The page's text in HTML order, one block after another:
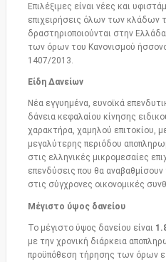
Επιλέξιμες είναι νέες και
επιχειρήσεις όλων των κλάδων
δραστηριοποιούνται στην
των όρων του Κανονισμού
1407/2013.
Είδη Δανείων
Νέα εγγυημένα, ευνοϊκά
δάνεια κεφαλαίου κίνησης
χαρακτήρα, χαμηλού επιτοκίου,
μεγαλύτερης περιόδου
στις ελληνικές μικρομεσαίες
επενδύσεις που θα
στις σύγχρονες οικονομικές
Μέγιστο ύψος δανείου
Το μέγιστο ύψος δανείου είναι
με την χρονική διάρκεια
προϋπόθεση τήρησης των όρων